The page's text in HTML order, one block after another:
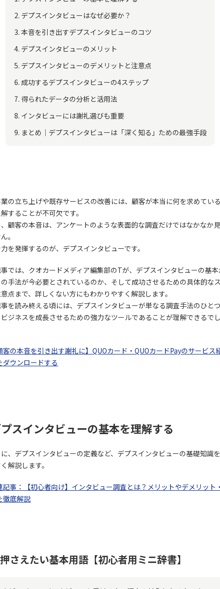
デプスインタビューはなぜ必要か？
本音を引き出すデプスインタビューのコツ
デプスインタビューのメリット
デプスインタビューのデメリットと注意点
成功するデプスインタビューの4ステップ
得られたデータの分析と活用法
インタビューには謝礼選びも重要
まとめ｜デプスインタビューは「深く知る」ための最強手段
の立ち上げや既存サービスの改善には、顧客が本当に何を求めてい
することが不可欠です。
顧客の本音は、アンケートのような表面的な調査だけではなかなか
。
を発揮するのが、デプスインタビューです。
では、クオカードメディア編集部のTが、デプスインタビューの基
手法が今必要とされているのか、そして成功させるための具体的な
点まで、詳しくない方にもわかりやすく解説します。
を読み終える頃には、デプスインタビューが単なる調査手法のひと
ジネスを成長させるための強力なツールであることが理解できるで
客の本音を引き出す謝礼に】QUOカード・QUOカードPayのサービス
ダウンロードする
スインタビューの基本を理解する
、デプスインタビューの定義など、デプスインタビューの基礎知識
解説します。
記事：【初心者向け】インタビュー調査とは？メリットやデメリット
徹底解説
さえたい基本用語【初心者用ミニ辞書】